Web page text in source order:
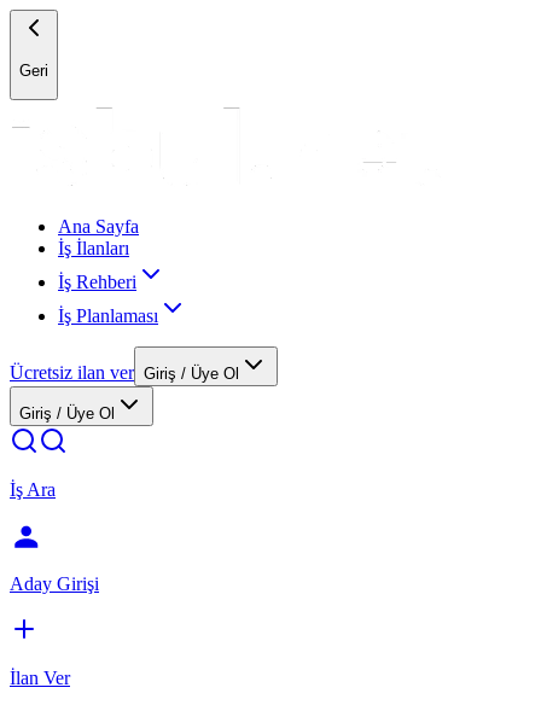
Geri
Ana Sayfa
İş İlanları
İş Rehberi
İş Planlaması
Ücretsiz ilan ver Giriş / Üye Ol
Giriş / Üye Ol
İş Ara
Aday Girişi
İlan Ver